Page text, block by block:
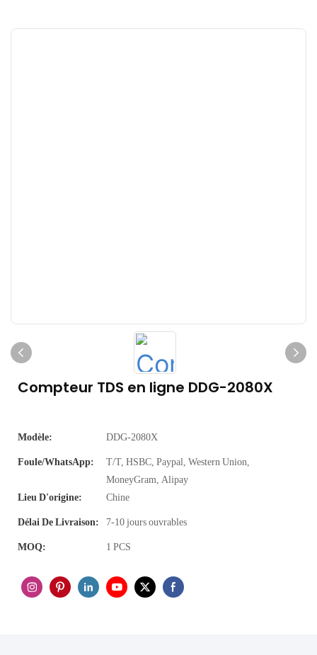
Compteur TDS en ligne DDG-2080X
Modèle: DDG-2080X
Foule/WhatsApp:
T/T, HSBC, Paypal, Western Union,
MoneyGram, Alipay
Lieu D'origine:
Chine
Délai De Livraison: 7-10 jours ouvrables
MOQ: 1 PCS